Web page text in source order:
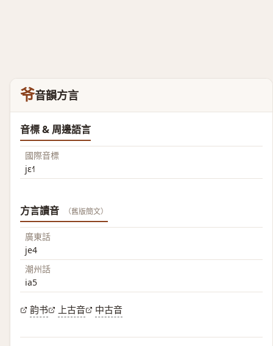
爷音韻方言
音標 & 周邊語言
國際音標
jɛ˧˥
方言讀音 （舊版簡文）
廣東話
je4
潮州話
ia5
韵书 上古音 中古音